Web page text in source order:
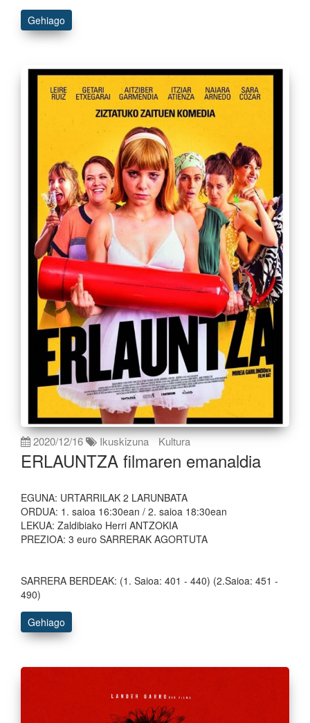
Gehiago
2020/12/16 Ikuskizuna Kultura
ERLAUNTZA filmaren emanaldia
EGUNA: URTARRILAK 2 LARUNBATA
ORDUA: 1. saioa 16:30ean / 2. saioa 18:30ean
LEKUA: Zaldibiako Herri ANTZOKIA
PREZIOA: 3 euro SARRERAK AGORTUTA
SARRERA BERDEAK: (1. Saioa: 401 - 440) (2.Saioa: 451 -
490)
Gehiago